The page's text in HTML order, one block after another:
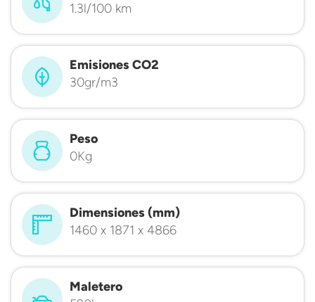
1.3l/100 km
Emisiones CO2
30gr/m3
Peso
0Kg
Dimensiones (mm)
1460 x 1871 x 4866
Maletero